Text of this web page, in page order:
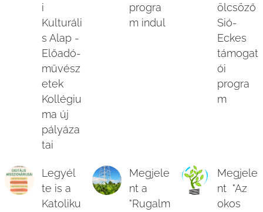
i
Kulturáli
s Alap -
Előadó-
művész
etek
Kollégiu
ma új
pályáza
tai
progra
m indul
ölcsöző
Sió-
Eckes
támogat
ói
progra
m
Legyél
te is a
Katoliku
Megjele
nt a
"Rugalm
Megjele
nt "Az
okos